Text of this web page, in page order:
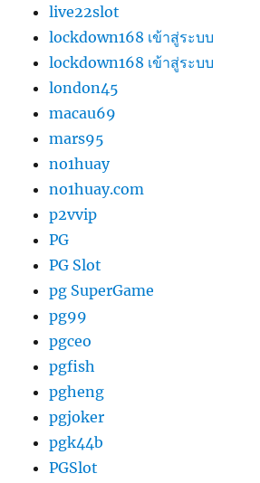
live22slot
lockdown168 เข้าสู่ระบบ
lockdown168 เข้าสู่ระบบ
london45
macau69
mars95
no1huay
no1huay.com
p2vvip
PG
PG Slot
pg SuperGame
pg99
pgceo
pgfish
pgheng
pgjoker
pgk44b
PGSlot